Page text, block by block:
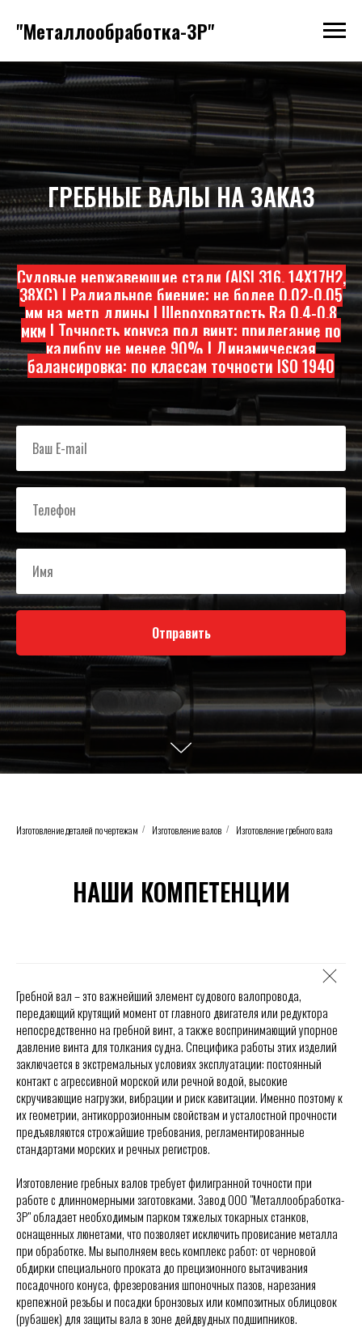
"Металлообработка-ЗР"
ГРЕБНЫЕ ВАЛЫ НА ЗАКАЗ
Судовые нержавеющие стали (AISI 316, 14Х17Н2,
38ХС) | Радиальное биение: не более 0,02-0,05
мм на метр длины | Шероховатость Ra 0,4-0,8
мкм | Точность конуса под винт: прилегание по
калибру не менее 90% | Динамическая
балансировка: по классам точности ISO 1940
Отправить
Изготовление деталей по чертежам / Изготовление валов / Изготовление гребного вала
НАШИ КОМПЕТЕНЦИИ
Гребной вал – это важнейший элемент судового валопровода,
передающий крутящий момент от главного двигателя или редуктора
непосредственно на гребной винт, а также воспринимающий упорное
давление винта для толкания судна. Специфика работы этих изделий
заключается в экстремальных условиях эксплуатации: постоянный
контакт с агрессивной морской или речной водой, высокие
скручивающие нагрузки, вибрации и риск кавитации. Именно поэтому к
их геометрии, антикоррозионным свойствам и усталостной прочности
предъявляются строжайшие требования, регламентированные
стандартами морских и речных регистров.
Изготовление гребных валов требует филигранной точности при
работе с длинномерными заготовками. Завод ООО "Металлообработка-
ЗР" обладает необходимым парком тяжелых токарных станков,
оснащенных люнетами, что позволяет исключить провисание металла
при обработке. Мы выполняем весь комплекс работ: от черновой
обдирки специального проката до прецизионного вытачивания
посадочного конуса, фрезерования шпоночных пазов, нарезания
крепежной резьбы и посадки бронзовых или композитных облицовок
(рубашек) для защиты вала в зоне дейдвудных подшипников.